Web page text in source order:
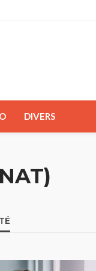
DIVERS